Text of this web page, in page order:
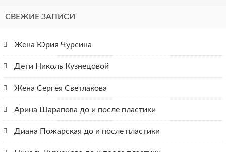
СВЕЖИЕ ЗАПИСИ
Жена Юрия Чурсина
Дети Николь Кузнецовой
Жена Сергея Светлакова
Арина Шарапова до и после пластики
Диана Пожарская до и после пластики